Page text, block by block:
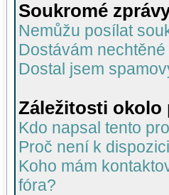
Soukromé
Nemůžu posílat
Dostávám
Dostal jsem
Záležitosti okolo
Kdo napsal tento
Proč není k
Koho mám
fóra?